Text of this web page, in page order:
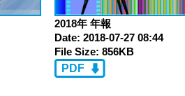
2018年 年報
Date: 2018-07-27 08:44
File Size: 856KB
PDF